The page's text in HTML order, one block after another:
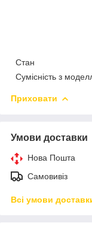
Стан
Сумісність з
Приховати
Умови доставки
Нова Пошта
Самовивіз
Всі умови